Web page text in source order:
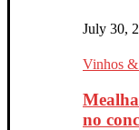
July 30,
Vinhos &
no